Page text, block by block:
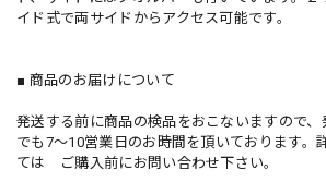
イド式で両サイドからアクセス可能です。
■ 商品のお届けについて
発送する前に商品の検品をおこないますので
でも7～10営業日のお時間を頂いております。
ては ご購入前にお問い合わせ下さい。